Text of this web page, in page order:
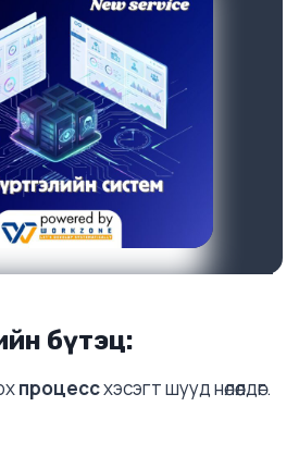
бүтэц:
процессхэсэгт шууд нөлөөлдөг.